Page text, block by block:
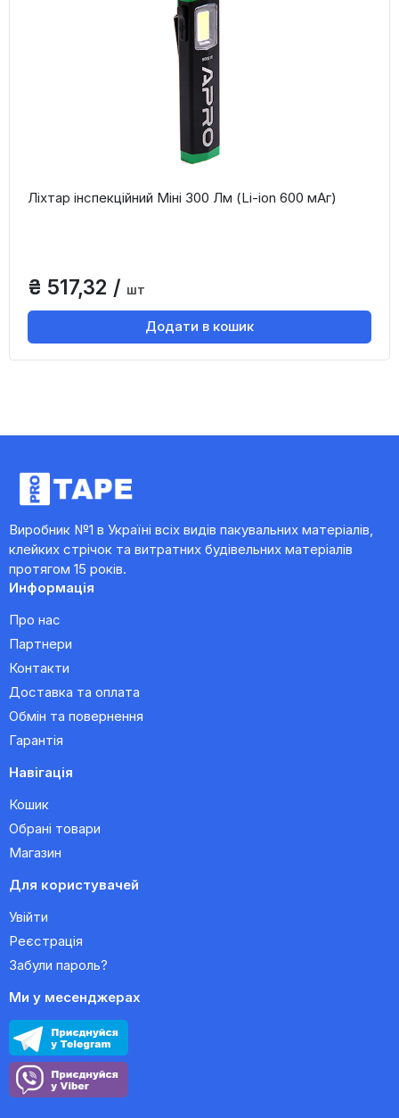
Ліхтар інспекційний Міні 300 Лм (Li-ion 600 мАг)
₴ 517,32 / шт
Додати в кошик
Виробник №1 в Україні всіх видів пакувальних матеріалів,
клейких стрічок та витратних будівельних матеріалів
протягом 15 років.
Информація
Про нас
Партнери
Контакти
Доставка та оплата
Обмін та повернення
Гарантія
Навігація
Кошик
Обрані товари
Магазин
Для користувачей
Увійти
Реєстрація
Забули пароль?
Ми у месенджерах